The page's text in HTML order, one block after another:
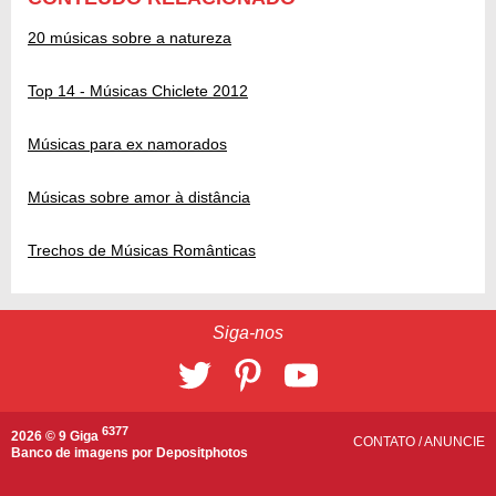
20 músicas sobre a natureza
Top 14 - Músicas Chiclete 2012
Músicas para ex namorados
Músicas sobre amor à distância
Trechos de Músicas Românticas
Siga-nos
2026 © 9 Giga 6377
Banco de imagens por Depositphotos
CONTATO /ANUNCIE